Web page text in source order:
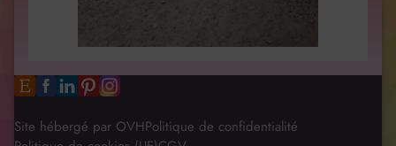
Site hébergé par OVHPolitique de confidentialité